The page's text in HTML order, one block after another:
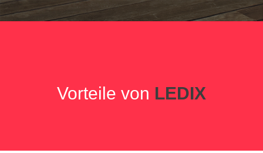
Vorteile von LEDIX